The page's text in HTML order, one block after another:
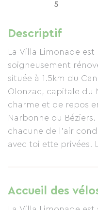
5
Descriptif
La Villa Limonade
soigneusement
située à 1.5km du
Olonzac, capitale du
charme et de repos
Narbonne ou
chacune de l'air
avec toilette privées.
d'un Jacuzzi
dispose aussi du
Accueil des